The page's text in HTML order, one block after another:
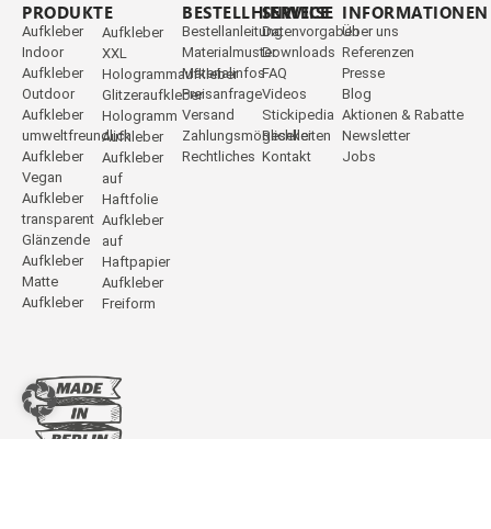
PRODUKTE
Aufkleber
Indoor
Aufkleber
Outdoor
Aufkleber
umweltfreundlich
Aufkleber
Vegan
Aufkleber
transparent
Glänzende
Aufkleber
Matte
Aufkleber
_
Aufkleber
XXL
Hologrammaufkleber
Glitzeraufkleber
Hologramm
Aufkleber
Aufkleber
auf
Haftfolie
Aufkleber
auf
Haftpapier
Aufkleber
Freiform
BESTELLHINWEISE
Bestellanleitung
Materialmuster
Materialinfos
Preisanfrage
Versand
Zahlungsmöglichkeiten
Rechtliches
SERVICE
Datenvorgaben
Downloads
FAQ
Videos
Stickipedia
Reseller
Kontakt
INFORMATIONEN
Über uns
Referenzen
Presse
Blog
Aktionen & Rabatte
Newsletter
Jobs